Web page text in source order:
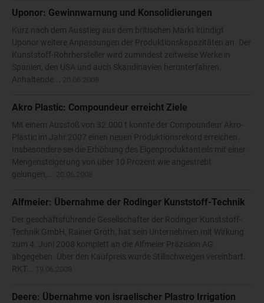
Uponor: Gewinnwarnung und Konsolidierungen
Kurz nach dem Ausstieg aus dem britischen Markt kündigt
Uponor weitere Anpassungen der Produktionskapazitäten an. Der
Kunststoff-Rohrhersteller wird zumindest zeitweise Werke in
Spanien, den USA und auch Skandinavien herunterfahren.
Anhaltende...
Akro Plastic: Compoundeur erreicht Ziele
Mit einem Ausstoß von 32.000 t konnte der Compoundeur Akro-
Plastic im Jahr 2007 einen neuen Produktionsrekord erreichen.
Insbesondere sei die Erhöhung des Eigenproduktanteils mit einer
Mengensteigerung von über 10 Prozent wie angestrebt
gelungen,...
Alfmeier: Übernahme der Rodinger Kunststoff-Technik
Der geschäftsführende Gesellschafter der Rodinger Kunststoff-
Technik GmbH, Rainer Groth, hat sein Unternehmen mit Wirkung
zum 4. Juni 2008 komplett an die Alfmeier Präzision AG
abgegeben. Über den Kaufpreis wurde Stillschweigen vereinbart.
RKT...
Deere: Übernahme von israelischer Plastro Irrigation